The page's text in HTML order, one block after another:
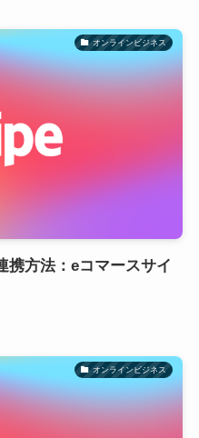
オンラインビジネス
方法：eコマースサイ
オンラインビジネス